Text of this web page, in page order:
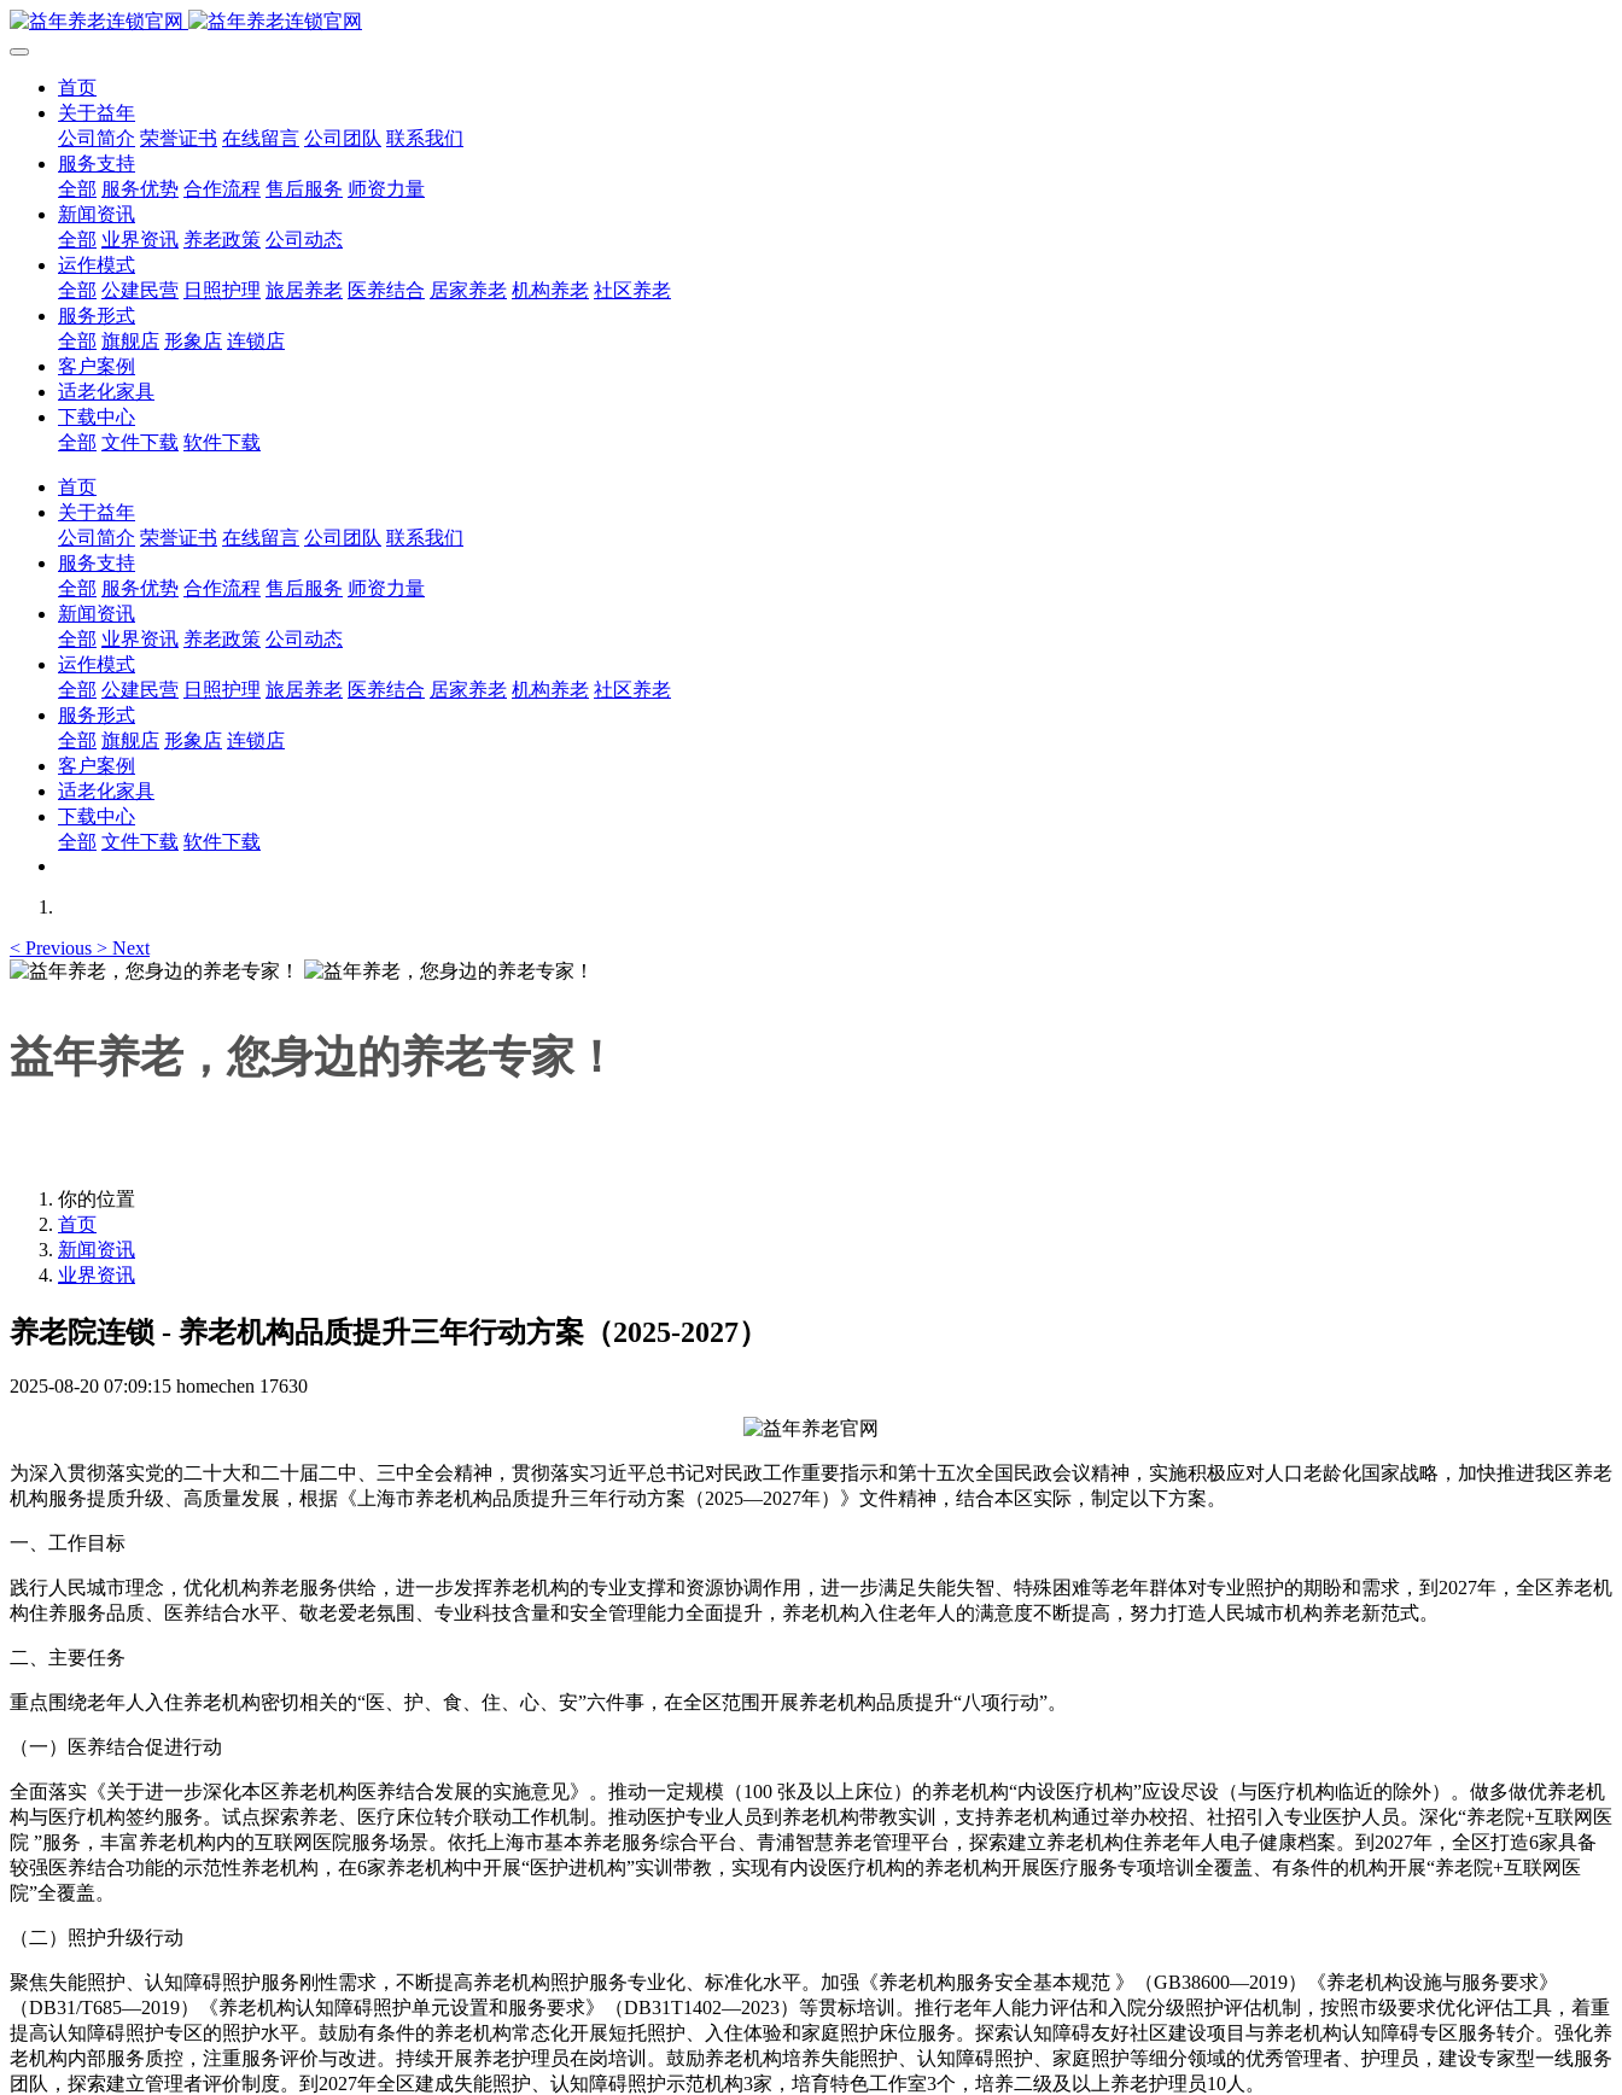
首页
关于益年
公司简介 荣誉证书 在线留言 公司团队 联系我们
服务支持
全部 服务优势 合作流程 售后服务 师资力量
新闻资讯
全部 业界资讯 养老政策 公司动态
运作模式
全部 公建民营 日照护理 旅居养老 医养结合 居家养老 机构养老 社区养老
服务形式
全部 旗舰店 形象店 连锁店
客户案例
适老化家具
下载中心
全部 文件下载 软件下载
首页
关于益年
公司简介 荣誉证书 在线留言 公司团队 联系我们
服务支持
全部 服务优势 合作流程 售后服务 师资力量
新闻资讯
全部 业界资讯 养老政策 公司动态
运作模式
全部 公建民营 日照护理 旅居养老 医养结合 居家养老 机构养老 社区养老
服务形式
全部 旗舰店 形象店 连锁店
客户案例
适老化家具
下载中心
全部 文件下载 软件下载
< Previous > Next
益年养老，您身边的养老专家！
你的位置
首页
新闻资讯
业界资讯
养老院连锁 - 养老机构品质提升三年行动方案（2025-2027）
2025-08-20 07:09:15 homechen 17630
为深入贯彻落实党的二十大和二十届二中、三中全会精神，贯彻落实习近平总书记对民政工作重要指示和第十五次全国民政会议精神，实施积极应对人口老龄化国家战略，加快推进我区养老
机构服务提质升级、高质量发展，根据《上海市养老机构品质提升三年行动方案（2025—2027年）》文件精神，结合本区实际，制定以下方案。
一、工作目标
践行人民城市理念，优化机构养老服务供给，进一步发挥养老机构的专业支撑和资源协调作用，进一步满足失能失智、特殊困难等老年群体对专业照护的期盼和需求，到2027年，全区养老机
构住养服务品质、医养结合水平、敬老爱老氛围、专业科技含量和安全管理能力全面提升，养老机构入住老年人的满意度不断提高，努力打造人民城市机构养老新范式。
二、主要任务
重点围绕老年人入住养老机构密切相关的“医、护、食、住、心、安”六件事，在全区范围开展养老机构品质提升“八项行动”。
（一）医养结合促进行动
全面落实《关于进一步深化本区养老机构医养结合发展的实施意见》。推动一定规模（100 张及以上床位）的养老机构“内设医疗机构”应设尽设（与医疗机构临近的除外）。做多做优养老机
构与医疗机构签约服务。试点探索养老、医疗床位转介联动工作机制。推动医护专业人员到养老机构带教实训，支持养老机构通过举办校招、社招引入专业医护人员。深化“养老院+互联网医
院 ”服务，丰富养老机构内的互联网医院服务场景。依托上海市基本养老服务综合平台、青浦智慧养老管理平台，探索建立养老机构住养老年人电子健康档案。到2027年，全区打造6家具备
较强医养结合功能的示范性养老机构，在6家养老机构中开展“医护进机构”实训带教，实现有内设医疗机构的养老机构开展医疗服务专项培训全覆盖、有条件的机构开展“养老院+互联网医
院”全覆盖。
（二）照护升级行动
聚焦失能照护、认知障碍照护服务刚性需求，不断提高养老机构照护服务专业化、标准化水平。加强《养老机构服务安全基本规范 》（GB38600—2019）《养老机构设施与服务要求》
（DB31/T685—2019）《养老机构认知障碍照护单元设置和服务要求》（DB31T1402—2023）等贯标培训。推行老年人能力评估和入院分级照护评估机制，按照市级要求优化评估工具，着重
提高认知障碍照护专区的照护水平。鼓励有条件的养老机构常态化开展短托照护、入住体验和家庭照护床位服务。探索认知障碍友好社区建设项目与养老机构认知障碍专区服务转介。强化养
老机构内部服务质控，注重服务评价与改进。持续开展养老护理员在岗培训。鼓励养老机构培养失能照护、认知障碍照护、家庭照护等细分领域的优秀管理者、护理员，建设专家型一线服务
团队，探索建立管理者评价制度。到2027年全区建成失能照护、认知障碍照护示范机构3家，培育特色工作室3个，培养二级及以上养老护理员10人。